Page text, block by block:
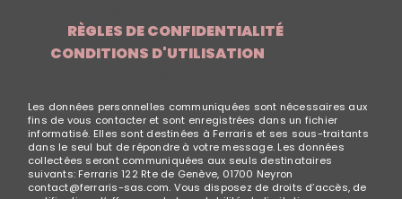
RÈGLES DE CONFIDENTIALITÉET LES
CONDITIONS D'UTILISATION
Les données personnelles communiquées sont nécessaires aux
fins de vous contacter et sont enregistrées dans un fichier
informatisé. Elles sont destinées à Ferraris et ses sous-traitants
dans le seul but de répondre à votre message. Les données
collectées seront communiquées aux seuls destinataires
suivants: Ferraris 122 Rte de Genève, 01700 Neyron
contact@ferraris-sas.com. Vous disposez de droits d’accès, de